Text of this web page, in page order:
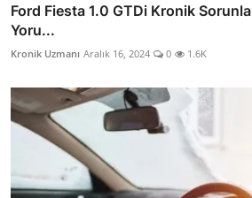
Ford Fiesta 1.0 GTDi Kronik
Yoru...
Kronik Uzmanı Aralık 16, 2024 0 1.6K